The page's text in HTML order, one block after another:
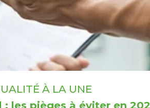
À LA UNE
les pièges à éviter en